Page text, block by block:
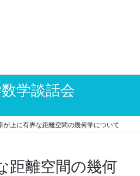
学談話会
が上に有界な距離空間の幾何学について
距離空間の幾何